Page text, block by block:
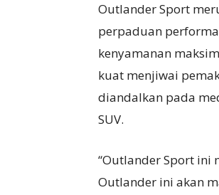
Outlander Sport
perpaduan
kenyamanan
kuat menjiwai
diandalkan pada
SUV.
“Outlander Sport ini
Outlander ini akan